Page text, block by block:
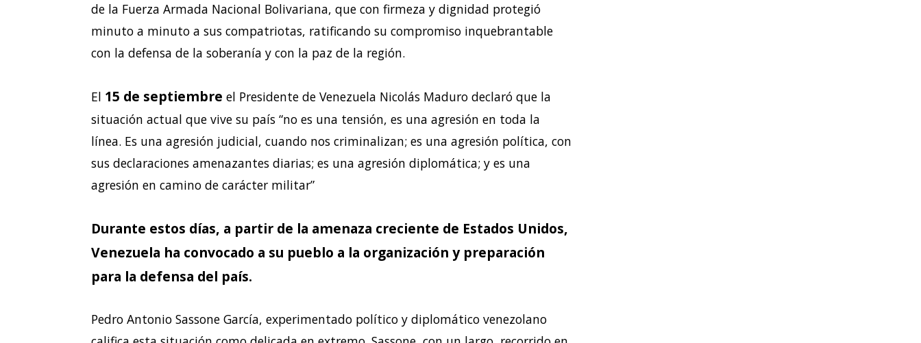
de la Fuerza Armada Nacional Bolivariana, que con firmeza y dignidad protegió
minuto a minuto a sus compatriotas, ratificando su compromiso inquebrantable
con la defensa de la soberanía y con la paz de la región.
El 15 de septiembre el Presidente de Venezuela Nicolás Maduro declaró que la
situación actual que vive su país “no es una tensión, es una agresión en toda la
línea. Es una agresión judicial, cuando nos criminalizan; es una agresión política, con
sus declaraciones amenazantes diarias; es una agresión diplomática; y es una
agresión en camino de carácter militar”
Durante estos días, a partir de la amenaza creciente de Estados Unidos,
Venezuela ha convocado a su pueblo a la organización y preparación
para la defensa del país.
Pedro Antonio Sassone García, experimentado político y diplomático venezolano